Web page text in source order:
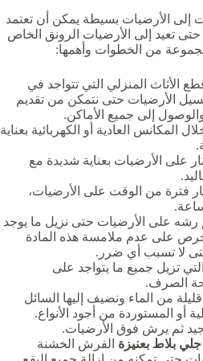
إلى الأرضيات بسيطة يمكن أن تعتمد
حتى تعيد إلى الأرضيات الرونق الخاص
من الخطوات وأهمها:
الأثاث المنزلي التي تتواجد في
الأرضيات حتى نتمكن من تقديم
إلى جميع الأماكن.
المكانس العادية أو الكهربائية بعناية
على الأرضيات بعناية شديدة مع
فترة من الوقت على الأرضيات،
رشه على الأرضيات حتى نزيل ما يوجد
على عدم ملامسة هذه المادة
حتى لا تسبب أي ضرر.
تزيل جميع ما يتواجد على
الصرف.
من الماء ونضيف إليها السائل
أو المستوردة من أجود الأنواع.
ثم يرش فوق الأرضيات.
بلاط بعنيزة الفرش الخشنة